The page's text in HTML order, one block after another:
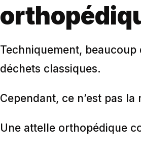
Techniquement,
déchets classiques.
Cependant, ce n’est pas
Une attelle orthopédique